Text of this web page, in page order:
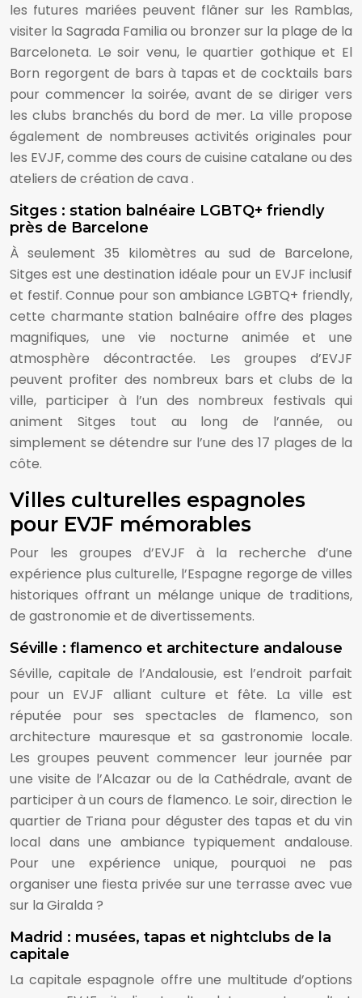
les futures mariées peuvent flâner sur les Ramblas,
visiter la Sagrada Familia ou bronzer sur la plage de la
Barceloneta. Le soir venu, le quartier gothique et El
Born regorgent de bars à tapas et de cocktails bars
pour commencer la soirée, avant de se diriger vers
les clubs branchés du bord de mer. La ville propose
également de nombreuses activités originales pour
les EVJF, comme des cours de cuisine catalane ou des
ateliers de création de cava .
Sitges : station balnéaire LGBTQ+ friendly
près de Barcelone
À seulement 35 kilomètres au sud de Barcelone,
Sitges est une destination idéale pour un EVJF inclusif
et festif. Connue pour son ambiance LGBTQ+ friendly,
cette charmante station balnéaire offre des plages
magnifiques, une vie nocturne animée et une
atmosphère décontractée. Les groupes d’EVJF
peuvent profiter des nombreux bars et clubs de la
ville, participer à l’un des nombreux festivals qui
animent Sitges tout au long de l’année, ou
simplement se détendre sur l’une des 17 plages de la
côte.
Villes culturelles espagnoles
pour EVJF mémorables
Pour les groupes d’EVJF à la recherche d’une
expérience plus culturelle, l’Espagne regorge de villes
historiques offrant un mélange unique de traditions,
de gastronomie et de divertissements.
Séville : flamenco et architecture andalouse
Séville, capitale de l’Andalousie, est l’endroit parfait
pour un EVJF alliant culture et fête. La ville est
réputée pour ses spectacles de flamenco, son
architecture mauresque et sa gastronomie locale.
Les groupes peuvent commencer leur journée par
une visite de l’Alcazar ou de la Cathédrale, avant de
participer à un cours de flamenco. Le soir, direction le
quartier de Triana pour déguster des tapas et du vin
local dans une ambiance typiquement andalouse.
Pour une expérience unique, pourquoi ne pas
organiser une fiesta privée sur une terrasse avec vue
sur la Giralda ?
Madrid : musées, tapas et nightclubs de la
capitale
La capitale espagnole offre une multitude d’options